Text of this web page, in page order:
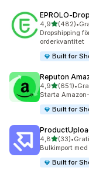
4,9av 5 stjärnor
(482)
482 •
Dropshipping
orderkvantitet
Built for
Reputon
4,9av 5 stjärnor
(651)
651 •
Starta
Built for
4,8av 5 stjärnor
(33)
33 recensioner
•
Bulkimport
Built for